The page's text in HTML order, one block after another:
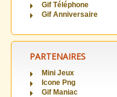
Gif Téléphone
Gif Anniversaire
PARTENAIRES
Mini Jeux
Icone Png
Gif Maniac